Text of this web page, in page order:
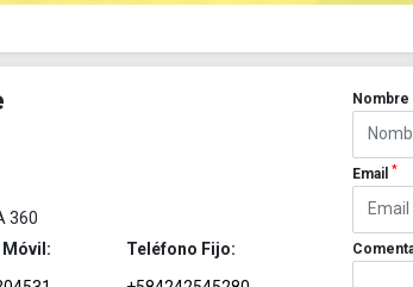
360
Teléfono Fijo:
Nombre
Email*